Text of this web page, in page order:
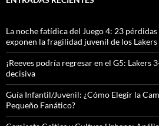
La noche fatídica del Juego 4: 23
exponen la fragilidad juvenil de los Lakers
¡Reeves podría regresar en el G5: Lakers
decisiva
Guía Infantil/Juvenil: ¿Cómo Elegir la
Pequeño Fanático?